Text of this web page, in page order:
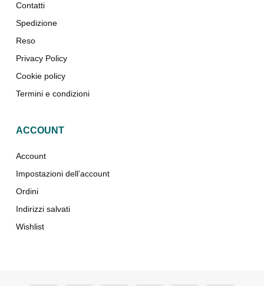
Contatti
Spedizione
Reso
Privacy Policy
Cookie policy
Termini e condizioni
ACCOUNT
Account
Impostazioni dell’account
Ordini
Indirizzi salvati
Wishlist